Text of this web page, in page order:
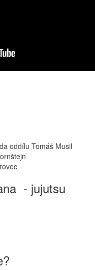
oddílu Tomáš Musil
- jujutsu